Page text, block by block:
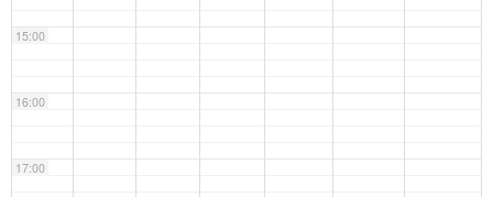
15:00
16:00
17:00